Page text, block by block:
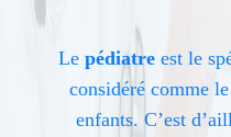
Le pédiatre est le
considéré comme
enfants. C’est